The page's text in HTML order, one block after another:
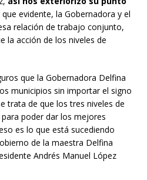
evidente, la Gobernadora y el
relación de trabajo conjunto,
la acción de los niveles de
que la Gobernadora Delfina
municipios sin importar el signo
trata de que los tres niveles de
poder dar los mejores
es lo que está sucediendo
de la maestra Delfina
Andrés Manuel López